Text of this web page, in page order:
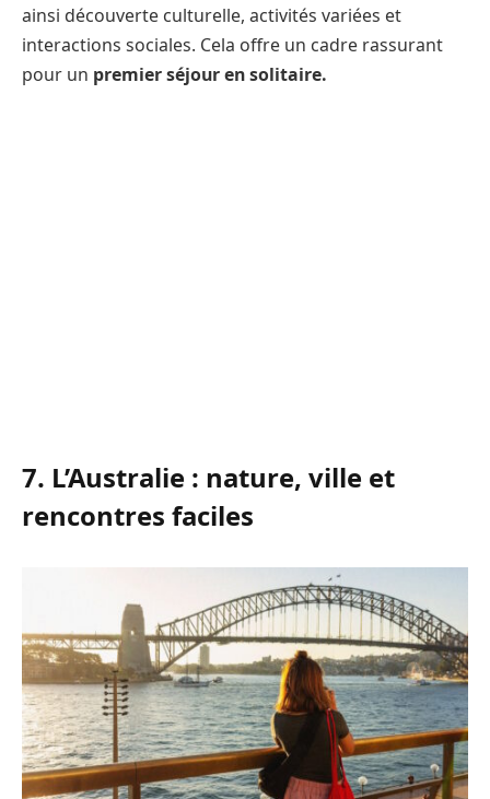
ainsi découverte culturelle, activités variées et
interactions sociales. Cela offre un cadre rassurant
pour un premier séjour en solitaire.
7. L’Australie : nature, ville et
rencontres faciles